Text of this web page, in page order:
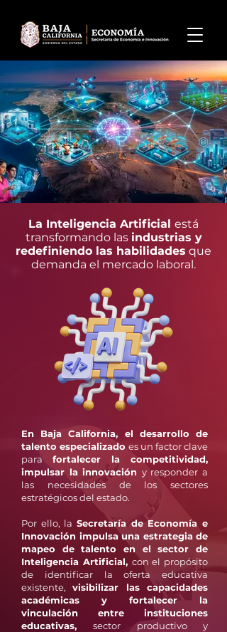
La Inteligencia Artificial está
transformando las industrias y
redefiniendo las habilidades que
demanda el mercado laboral.
En Baja California, el desarrollo de
talento especializado es un factor clave
para fortalecer la competitividad,
impulsar la innovación y responder a
las necesidades de los sectores
estratégicos del estado.
Por ello, la Secretaría de Economía e
Innovación impulsa una estrategia de
mapeo de talento en el sector de
Inteligencia Artificial, con el propósito
de identificar la oferta educativa
existente,visibilizar las capacidades
académicas y fortalecer la
vinculación entre instituciones
educativas,sector productivo y